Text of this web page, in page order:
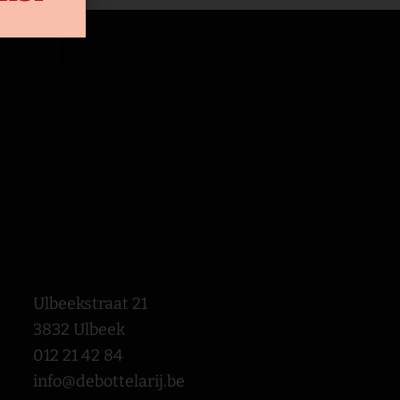
Ulbeekstraat 21
3832 Ulbeek
012 21 42 84
info@debottelarij.be